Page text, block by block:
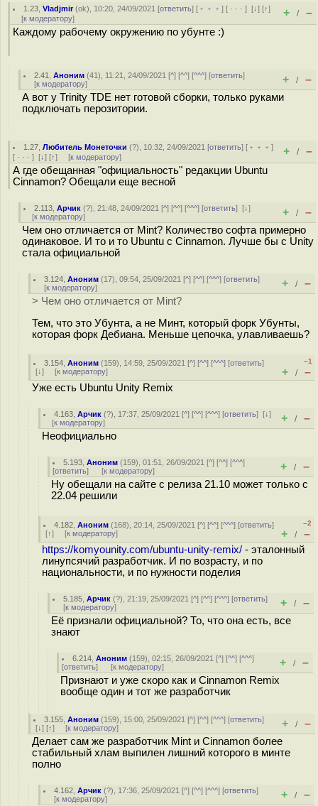
1.23 ,Vladjmir(ok), 10:20, 24/09/2021 [ответить] [ ﹢﹢﹢] [ · · ·][↓] [↑]
[к модератору] + / –
Каждому рабочему окружению по убунте :)
2.41 ,Аноним (41), 11:21, 24/09/2021 [^] [^^] [^^^] [ответить]
[к модератору] + / –
А вот у Trinity TDE нет готовой сборки, только руками
подключать перозитории.
1.27 ,Любитель Монеточки (?), 10:32, 24/09/2021 [ответить] [ ﹢﹢﹢]
[ · · · ] [↓] [↑] [к модератору] + / –
А где обещанная "официальность" редакции Ubuntu
Cinnamon? Обещали еще весной
2.113 ,Арчик (?), 21:48, 24/09/2021 [^] [^^] [^^^] [ответить][↓]
[к модератору] + / –
Чем оно отличается от Mint? Количество софта примерно
одинаковое. И то и то Ubuntu c Cinnamon. Лучше бы с Unity
стала официальной
3.124 ,Аноним (17), 09:54, 25/09/2021 [^] [^^] [^^^] [ответить]
[к модератору] + / –
> Чем оно отличается от Mint?
Тем, что это Убунта, а не Минт, который форк Убунты,
которая форк Дебиана. Меньше цепочка, улавливаешь?
3.154 ,Аноним (159), 14:59, 25/09/2021 [^] [^^] [^^^] [ответить]
[↓] [к модератору]
–1
+ / –
Уже есть Ubuntu Unity Remix
4.163 ,Арчик (?), 17:37, 25/09/2021 [^] [^^] [^^^] [ответить][↓]
[к модератору] + / –
Неофициально
5.193 ,Аноним (159), 01:51, 26/09/2021 [^] [^^] [^^^]
[ответить] [к модератору] + / –
Ну обещали на сайте с релиза 21.10 может только с
22.04 решили
4.182 ,Аноним (168), 20:14, 25/09/2021 [^] [^^] [^^^] [ответить]
[↑] [к модератору]
–2
+ / –
https://komyounity.com/ubuntu-unity-remix/ - эталонный
линупcячий разработчик. И по возрасту, и по
национальности, и по нужности поделия
5.185 ,Арчик (?), 21:19, 25/09/2021 [^] [^^] [^^^] [ответить]
[к модератору] + / –
Её признали официальной? То, что она есть, все
знают
6.214 ,Аноним (159), 02:15, 26/09/2021 [^] [^^] [^^^]
[ответить] [к модератору] + / –
Признают и уже скоро как и Cinnamon Remix
вообще один и тот же разработчик
3.155 ,Аноним (159), 15:00, 25/09/2021 [^] [^^] [^^^] [ответить]
[↓] [↑] [к модератору] + / –
Делает сам же разработчик Mint и Cinnamon более
стабильный хлам выпилен лишний которого в минте
полно
4.162 ,Арчик (?), 17:36, 25/09/2021 [^] [^^] [^^^] [ответить]
[к модератору] + / –